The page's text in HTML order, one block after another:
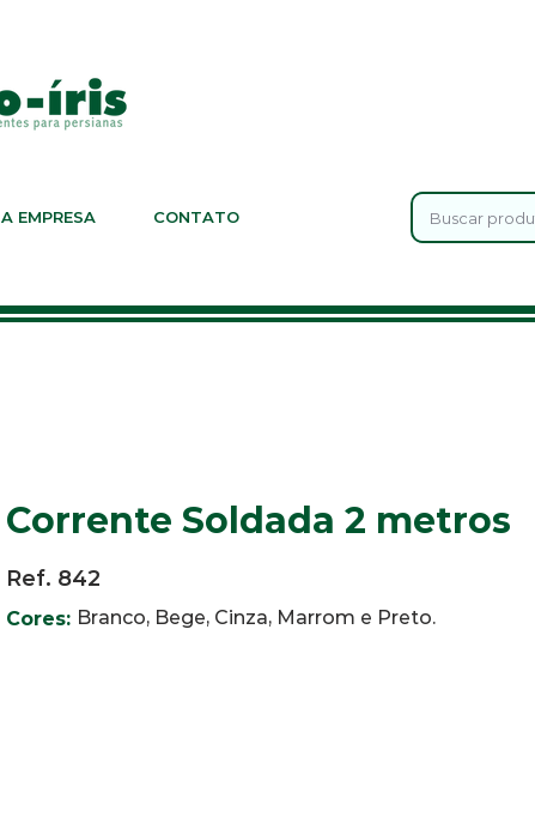
A EMPRESA CONTATO
Corrente Soldada 2 metros
Ref. 842
Branco, Bege, Cinza, Marrom e Preto.
Cores: